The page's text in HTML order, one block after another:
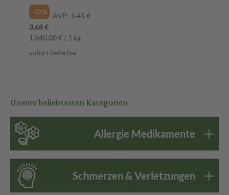
-32%
AVP: 5,41 €
3,68 €
1.840,00 € / 1 kg
sofort lieferbar
Unsere beliebtesten Kategorien
Allergie Medikamente
Schmerzen & Verletzungen